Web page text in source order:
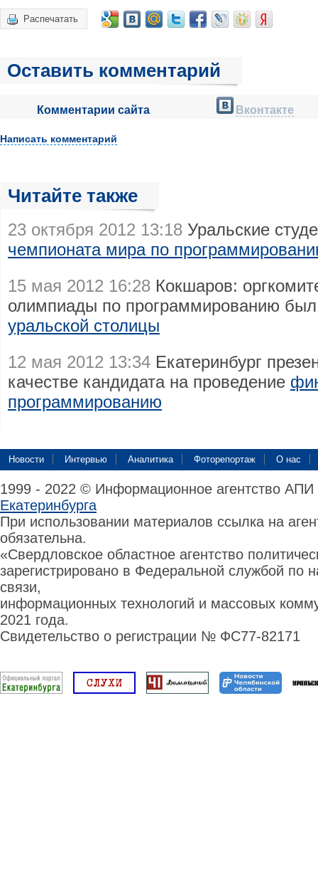
Распечатать
Оставить комментарий
Комментарии сайта Вконтакте
Написать комментарий
Читайте также
23 октября 2012 13:18 Уральские
чемпионата мира по
15 мая 2012 16:28 Кокшаров:
олимпиады по программированию
уральской столицы
12 мая 2012 13:34 Екатеринбург
качестве кандидата на проведение
программированию
Новости Интервью Аналитика Фоторепортаж О нас
1999 - 2022 © Информационное агентство
Екатеринбурга
При использовании материалов ссылка на
обязательна.
«Свердловское областное агентство
зарегистрировано в Федеральной службой по
связи,
информационных технологий и массовых
2021 года.
Свидетельство о регистрации № ФС77-82171